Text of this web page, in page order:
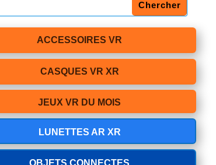
ACCESSOIRES VR
CASQUES VR XR
JEUX VR DU MOIS
LUNETTES AR XR
OBJETS CONNECTES